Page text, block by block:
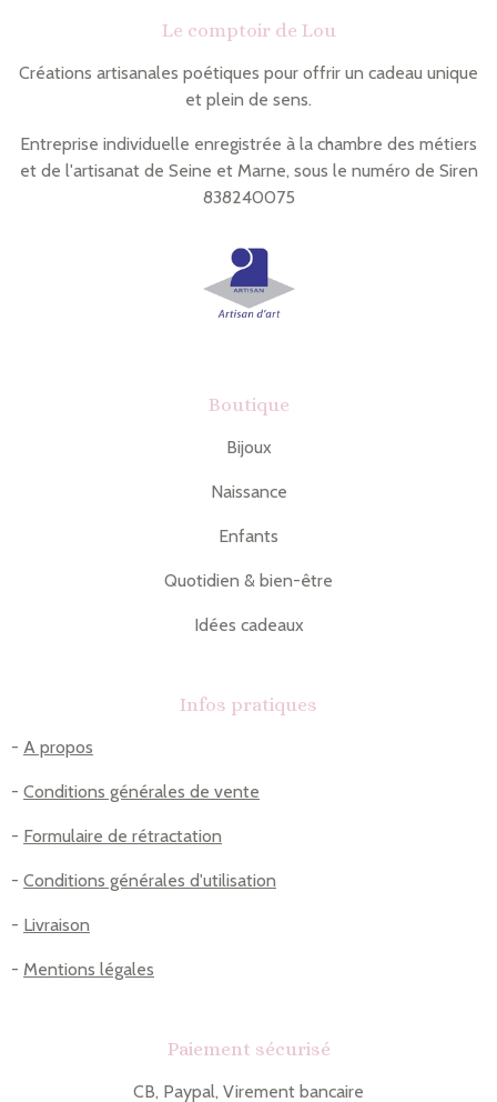
Le comptoir de Lou
Créations artisanales poétiques pour offrir un cadeau unique
et plein de sens.
Entreprise individuelle enregistrée à la chambre des métiers
et de l'artisanat de Seine et Marne, sous le numéro de Siren
838240075
Boutique
Bijoux
Naissance
Enfants
Quotidien & bien-être
Idées cadeaux
Infos pratiques
- A propos
- Conditions générales de vente
- Formulaire de rétractation
- Conditions générales d'utilisation
- Livraison
- Mentions légales
Paiement sécurisé
CB, Paypal, Virement bancaire